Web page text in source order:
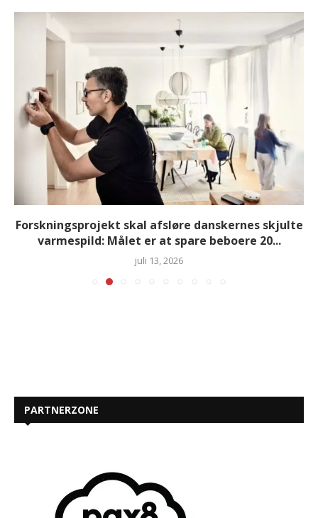
Forskningsprojekt skal afsløre danskernes skjulte
varmespild: Målet er at spare beboere 20...
juli 13, 2026
PARTNERZONE